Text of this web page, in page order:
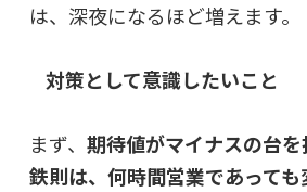
は、深夜になるほど増えます。
対策として意識したいこと
まず、 期待値がマイナスの台
鉄則は、何時間営業であって